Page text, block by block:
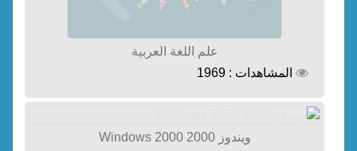
علم اللغة العربية
المشاهدات : 1969
ويندوز 2000 Windows 2000